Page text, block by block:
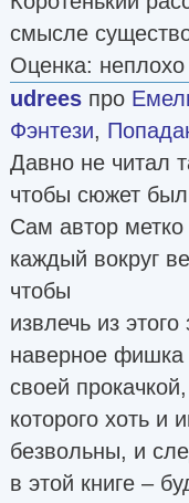
смысле
Оценка: неплохо
udrees про
Фэнтези,
Давно не читал
чтобы сюжет
Сам автор
каждый вокруг
чтобы
извлечь из
наверное фишка
своей
которого хоть и
безвольны, и
в этой книге –